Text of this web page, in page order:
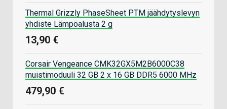
Thermal Grizzly PhaseSheet PTM jäähdytyslevyn
yhdiste Lämpöalusta 2 g
13,90 €
Corsair Vengeance CMK32GX5M2B6000C38
muistimoduuli 32 GB 2 x 16 GB DDR5 6000 MHz
479,90 €